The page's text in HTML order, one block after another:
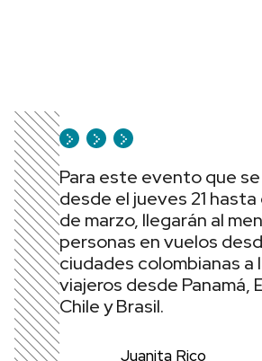
Para este evento que
desde el jueves 21
de marzo, llegarán al
personas en vuelos
ciudades colombianas a
viajeros desde Panamá,
Chile y Brasil.
Juanita Rico